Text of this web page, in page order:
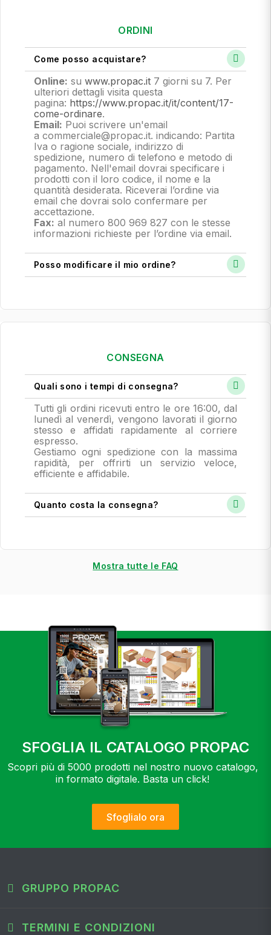
ORDINI
Come posso acquistare?
Online: su www.propac.it 7 giorni su 7. Per
ulteriori dettagli visita questa
pagina: https://www.propac.it/it/content/17-
come-ordinare.
Email: Puoi scrivere un'email
a commerciale@propac.it. indicando: Partita
Iva o ragione sociale, indirizzo di
spedizione, numero di telefono e metodo di
pagamento. Nell'email dovrai specificare i
prodotti con il loro codice, il nome e la
quantità desiderata. Riceverai l’ordine via
email che dovrai solo confermare per
accettazione.
Fax: al numero 800 969 827 con le stesse
informazioni richieste per l’ordine via email.
Posso modificare il mio ordine?
CONSEGNA
Quali sono i tempi di consegna?
Tutti gli ordini ricevuti entro le ore 16:00, dal
lunedì al venerdì, vengono lavorati il giorno
stesso e affidati rapidamente al corriere
espresso.
Gestiamo ogni spedizione con la massima
rapidità, per offrirti un servizio veloce,
efficiente e affidabile.
Quanto costa la consegna?
Mostra tutte le FAQ
SFOGLIA IL CATALOGO PROPAC
Scopri più di 5000 prodotti nel nostro nuovo catalogo,
in formato digitale. Basta un click!
Sfoglialo ora
GRUPPO PROPAC
TERMINI E CONDIZIONI